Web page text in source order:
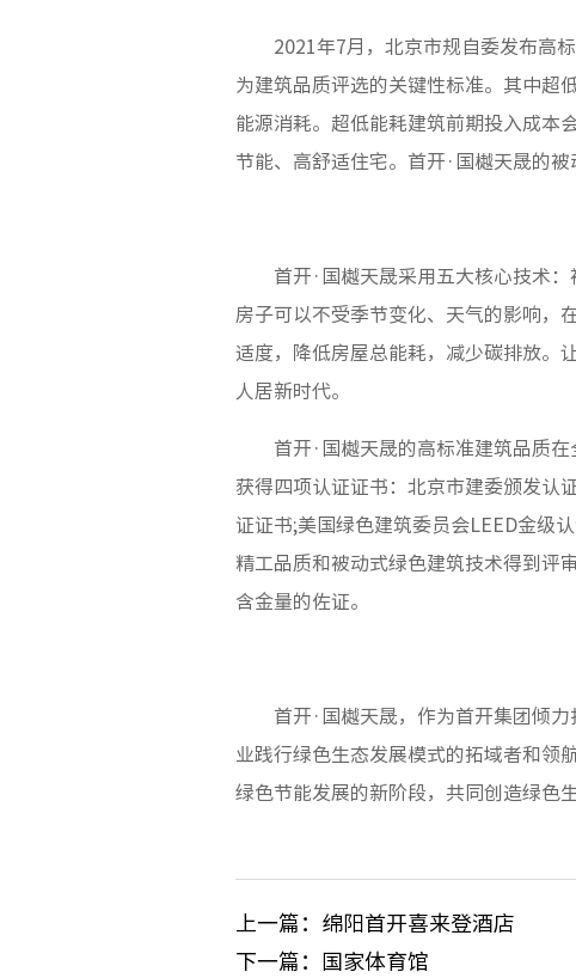
2021年7月，北京市规自委发布高
为建筑品质评选的关键性标准。其中超
能源消耗。超低能耗建筑前期投入成本
节能、高舒适住宅。首开·国樾天晟的
首开·国樾天晟采用五大核心技术
房子可以不受季节变化、天气的影响，
适度，降低房屋总能耗，减少碳排放。
人居新时代。
首开·国樾天晟的高标准建筑品质
获得四项认证证书：北京市建委颁发
证证书;美国绿色建筑委员会LEED金级
精工品质和被动式绿色建筑技术得到评
含金量的佐证。
首开·国樾天晟，作为首开集团倾
业践行绿色生态发展模式的拓域者和领
绿色节能发展的新阶段，共同创造绿色
上一篇：绵阳首开喜来登酒店
下一篇：国家体育馆